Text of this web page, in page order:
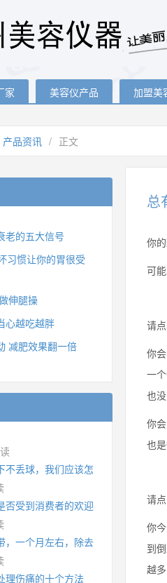
家 美容仪产品 加盟美
产品资讯 / 正文
总
你
可
请
你
一
也没
你
也
请
你
到
越
老的五大信号
习惯让你的胃很受
伸腿操
心越吃越胖
减肥效果翻一倍
丢球，我们应该怎么练?
否受到消费者的欢迎
，一个月左右，除去了手臂拜拜肉，
理伤痛的十个方法